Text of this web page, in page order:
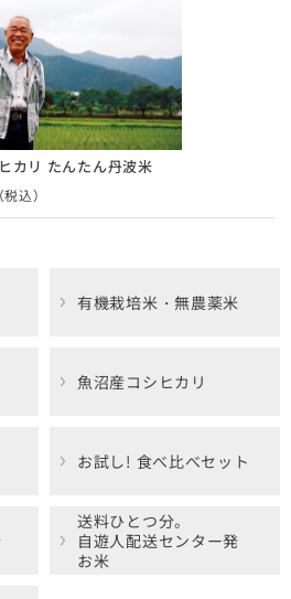
カリ たんたん丹波米
（税込）
有機栽培米・無農薬米
魚沼産コシヒカリ
お試し! 食べ比べセット
送料ひとつ分。
自遊人配送センター発
お米